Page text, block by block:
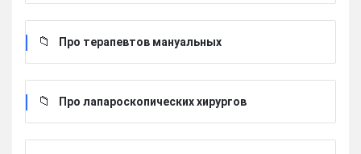
Про терапевтов мануальных
Про лапароскопических хирургов